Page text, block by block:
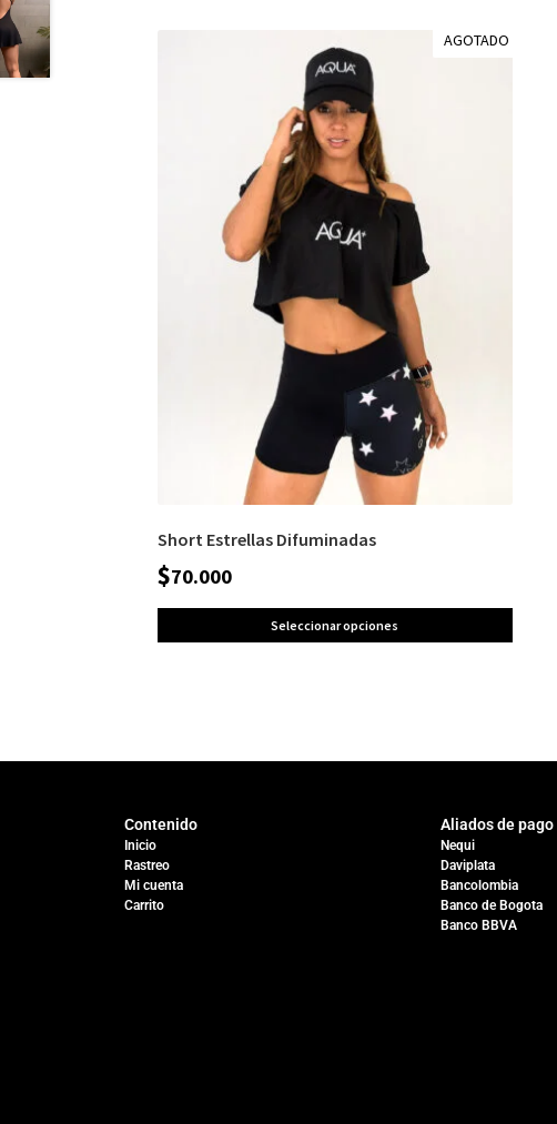
AGOTADO
Short Estrellas Difuminadas
$70.000
Seleccionar opciones
Contenido
Inicio
Rastreo
Mi cuenta
Carrito
Aliados de pago
Nequi
Daviplata
Bancolombia
Banco de Bogota
Banco BBVA